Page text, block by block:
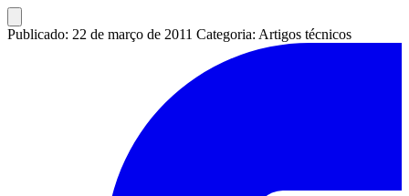
Publicado: 22 de março de 2011 Categoria: Artigos técnicos